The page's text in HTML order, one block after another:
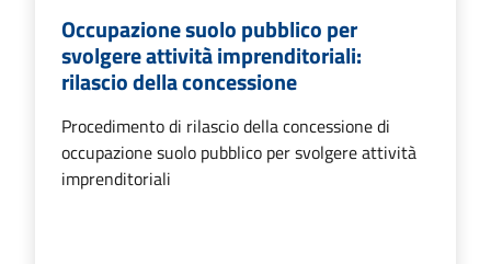
Occupazione suolo pubblico per
svolgere attività imprenditoriali:
rilascio della concessione
Procedimento di rilascio della concessione di
occupazione suolo pubblico per svolgere attività
imprenditoriali